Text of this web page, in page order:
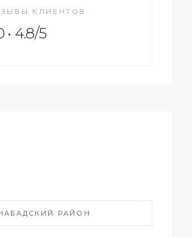
КЛИЕНТОВ
• 4.8/5
РАЙОН